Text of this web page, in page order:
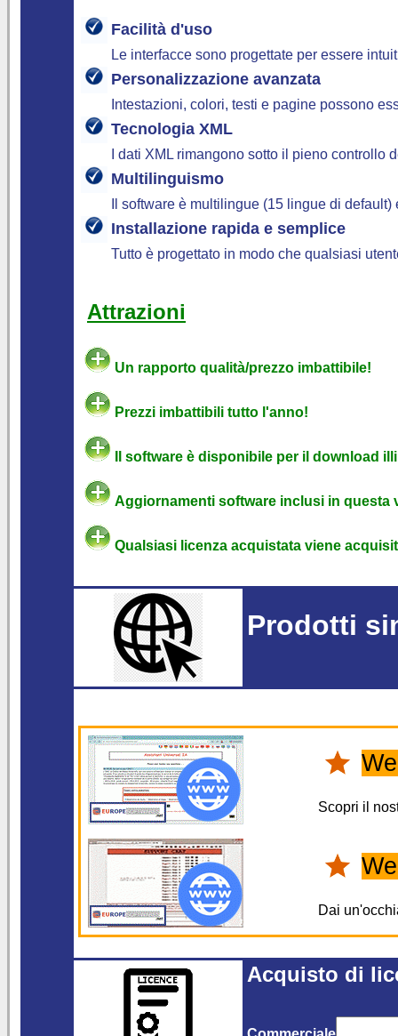
Facilità d'uso
Le interfacce sono progettate per essere
Personalizzazione avanzata
Intestazioni, colori, testi e pagine possono
Tecnologia XML
I dati XML rimangono sotto il pieno
Multilinguismo
Il software è multilingue (15 lingue di
Installazione rapida e semplice
Tutto è progettato in modo che qualsiasi
Attrazioni
Un rapporto qualità/prezzo imbattibile!
Prezzi imbattibili tutto l'anno!
Il software è disponibile per il download
Aggiornamenti software inclusi in questa
Qualsiasi licenza acquistata viene
Prodotti
Scopri il
Dai
Acquisto di